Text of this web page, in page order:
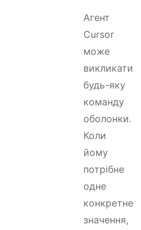
Агент
Cursor
може
викликати
будь-яку
команду
оболонки.
Коли
йому
потрібне
одне
конкретне
значення,